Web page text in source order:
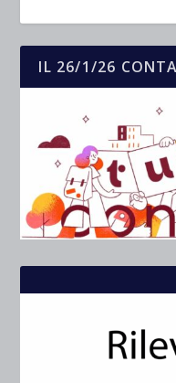
IL 26/1/26